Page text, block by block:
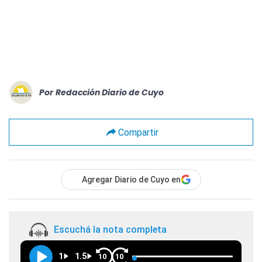
Por Redacción Diario de Cuyo
Compartir
Agregar Diario de Cuyo en
Escuchá la nota completa
1 1.5 10 10